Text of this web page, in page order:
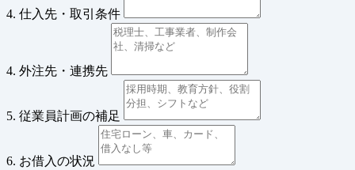
4. 仕入先・取引条件
4. 外注先・連携先
5. 従業員計画の補足
6. お借入の状況